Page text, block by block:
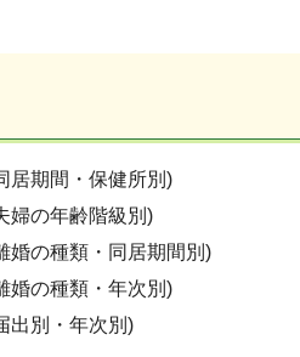
居期間・保健所別)
婦の年齢階級別)
婚の種類・同居期間別)
婚の種類・年次別)
出別・年次別)